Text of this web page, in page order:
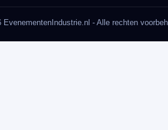
EvenementenIndustrie.nl - Alle rechten